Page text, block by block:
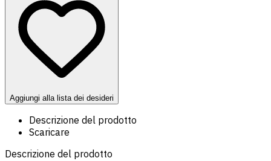
Aggiungi alla lista dei desideri
Descrizione del prodotto
Scaricare
Descrizione del prodotto